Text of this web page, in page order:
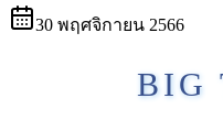
30 พฤศจิกายน 2566
BIG